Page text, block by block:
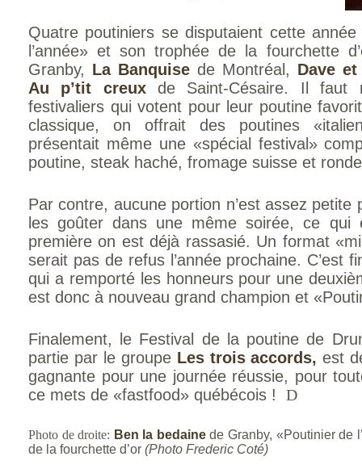
Quatre poutiniers se disputaient cette
l’année» et son trophée de la fourchette
Granby, La Banquise de Montréal, Dave et
Au p’tit creuxde Saint-Césaire. Il faut
festivaliers qui votent pour leur poutine
classique, on offrait des poutines
présentait même une «spécial festival»
poutine, steak haché, fromage suisse et
Par contre, aucune portion n’est assez
les goûter dans une même soirée, ce
première on est déjà rassasié. Un format
serait pas de refus l’année prochaine. C’est
qui a remporté les honneurs pour une
est donc à nouveau grand champion et
Finalement, le Festival de la poutine de
partie par le groupe Les trois accords, est
gagnante pour une journée réussie, pour
ce mets de «fastfood» québécois ! D
Photo de droite: Ben la bedainede Granby, «Poutinier de
de la fourchette d’or (Photo Frederic Coté)